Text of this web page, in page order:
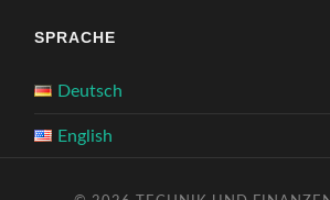
SPRACHE
Deutsch
English